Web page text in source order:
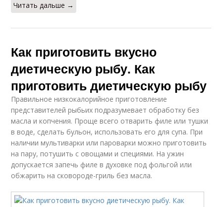
Читать дальше →
Как приготовить вкусно
диетическую рыбу. Как
приготовить диетическую рыбу
Правильное низкокалорийное приготовление
представителей рыбьих подразумевает обработку без
масла и копчения. Проще всего отварить филе или тушки
в воде, сделать бульон, использовать его для супа. При
наличии мультиварки или пароварки можно приготовить
на пару, потушить с овощами и специями. На ужин
допускается запечь филе в духовке под фольгой или
обжарить на сковороде-гриль без масла.